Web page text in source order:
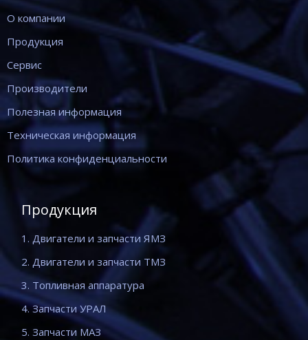
О компании
Продукция
Сервис
Производители
Полезная информация
Техническая информация
Политика конфиденциальности
Продукция
1. Двигатели и запчасти ЯМЗ
2. Двигатели и запчасти ТМЗ
3. Топливная аппаратура
4. Запчасти УРАЛ
5. Запчасти МАЗ